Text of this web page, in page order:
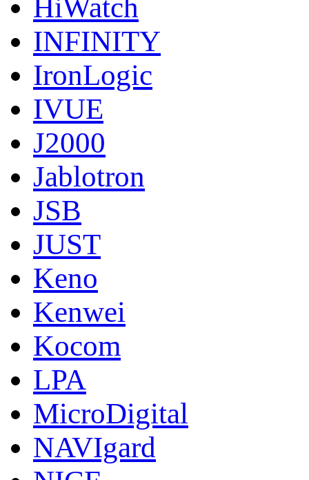
HiWatch
INFINITY
IronLogic
IVUE
J2000
Jablotron
JSB
JUST
Keno
Kenwei
Kocom
LPA
MicroDigital
NAVIgard